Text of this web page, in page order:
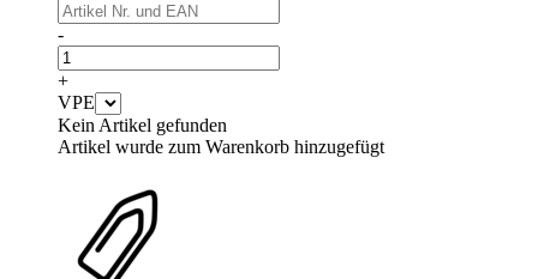
-
+
VPE
Kein Artikel gefunden
Artikel wurde zum Warenkorb hinzugefügt